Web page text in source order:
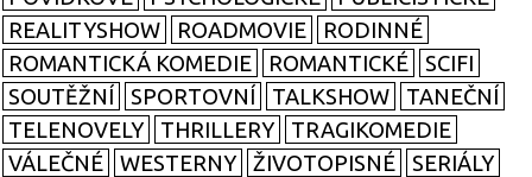
REALITYSHOW
ROADMOVIE
RODINNÉ
ROMANTICKÁ KOMEDIE
ROMANTICKÉ
SCIFI
SOUTĚŽNÍ
SPORTOVNÍ TALKSHOW
TANEČNÍ
TELENOVELY
THRILLERY
TRAGIKOMEDIE
VÁLEČNÉ
WESTERNY ŽIVOTOPISNÉ SERIÁLY